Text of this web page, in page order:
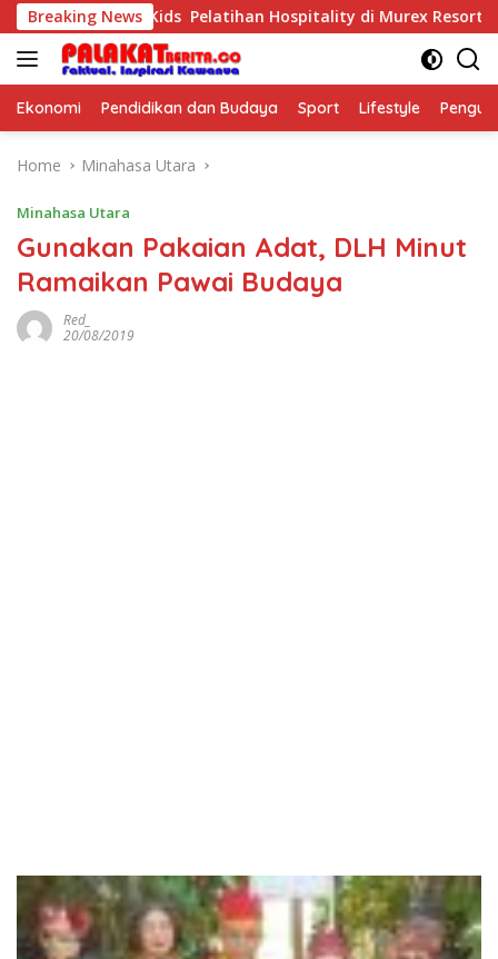
Skip
to
content
Breaking NewsKids Pelatihan Hospitality di Murex Resort Kalasey
Ekonomi Pendidikan dan Budaya Sport Lifestyle
Home Minahasa Utara
Minahasa Utara
Gunakan Pakaian Adat, DLH Minut
Ramaikan Pawai Budaya
Red_
20/08/2019